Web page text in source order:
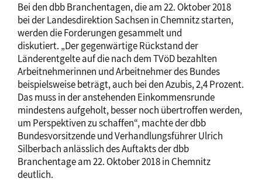
Bei den dbb Branchentagen, die am 22. Oktober 2018
bei der Landesdirektion Sachsen in Chemnitz starten,
werden die Forderungen gesammelt und
diskutiert. „Der gegenwärtige Rückstand der
Länderentgelte auf die nach dem TVöD bezahlten
Arbeitnehmerinnen und Arbeitnehmer des Bundes
beispielsweise beträgt, auch bei den Azubis, 2,4 Prozent.
Das muss in der anstehenden Einkommensrunde
mindestens aufgeholt, besser noch übertroffen werden,
um Perspektiven zu schaffen“, machte der dbb
Bundesvorsitzende und Verhandlungsführer Ulrich
Silberbach anlässlich des Auftakts der dbb
Branchentage am 22. Oktober 2018 in Chemnitz
deutlich.